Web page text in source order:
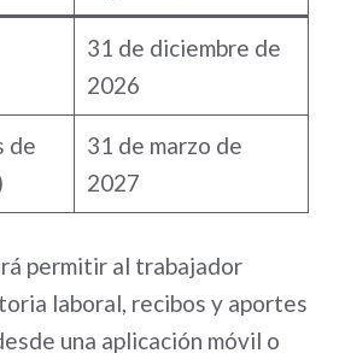
31 de diciembre de
2026
de
31 de marzo de
2027
permitir al trabajador
laboral, recibos y aportes
una aplicación móvil o